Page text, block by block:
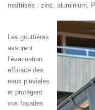
maîtrisés : zinc, aluminium,
Les gouttières
assurent
l’évacuation
efficace des
eaux pluviales
et protègent
vos façades